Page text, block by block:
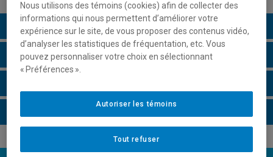
Description du cours
Horaire - Été 2026
Nous utilisons des témoins (cookies) afin de collecter des
informations qui nous permettent d’améliorer votre
expérience sur le site, de vous proposer des contenus vidéo,
d’analyser les statistiques de fréquentation, etc. Vous
pouvez personnaliser votre choix en sélectionnant
« Préférences ».
Tout refuser
Autoriser les témoins